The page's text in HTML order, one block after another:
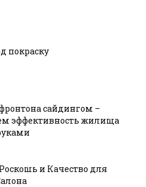
покраску
сайдингом –
эффективность жилища
и Качество для